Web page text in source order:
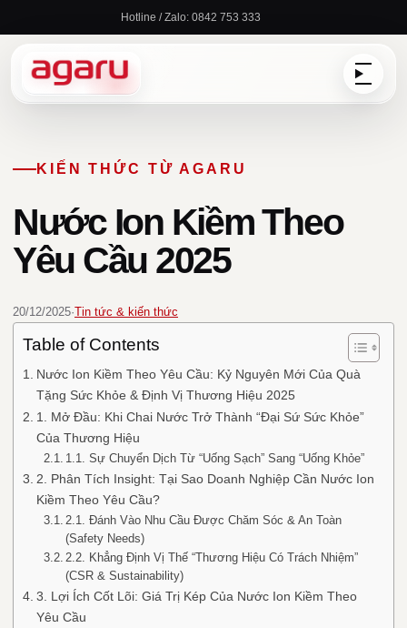
nội
Hotline / Zalo: 0842 753 333
KIẾN THỨC TỪ AGARU
Nước Ion Kiềm Theo
Yêu Cầu 2025
20/12/2025·Tin tức & kiến thức
Table of Contents
Nước Ion Kiềm Theo Yêu Cầu: Kỷ Nguyên Mới Của Quà
Tặng Sức Khỏe & Định Vị Thương Hiệu 2025
1. Mở Đầu: Khi Chai Nước Trở Thành “Đại Sứ Sức Khỏe”
Của Thương Hiệu
1.1. Sự Chuyển Dịch Từ “Uống Sạch” Sang “Uống Khỏe”
2. Phân Tích Insight: Tại Sao Doanh Nghiệp Cần Nước Ion
Kiềm Theo Yêu Cầu?
2.1. Đánh Vào Nhu Cầu Được Chăm Sóc & An Toàn
(Safety Needs)
2.2. Khẳng Định Vị Thế “Thương Hiệu Có Trách Nhiệm”
(CSR & Sustainability)
3. Lợi Ích Cốt Lõi: Giá Trị Kép Của Nước Ion Kiềm Theo
Yêu Cầu